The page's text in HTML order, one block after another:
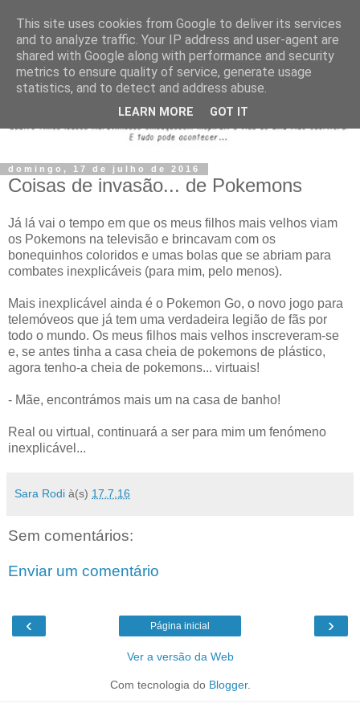
domingo, 17 de julho de 2016
Coisas de invasão... de Pokemons
Já lá vai o tempo em que os meus filhos mais velhos viam
os Pokemons na televisão e brincavam com os
bonequinhos coloridos e umas bolas que se abriam para
combates inexplicáveis (para mim, pelo menos).
Mais inexplicável ainda é o Pokemon Go, o novo jogo para
telemóveos que já tem uma verdadeira legião de fãs por
todo o mundo. Os meus filhos mais velhos inscreveram-se
e, se antes tinha a casa cheia de pokemons de plástico,
agora tenho-a cheia de pokemons... virtuais!
- Mãe, encontrámos mais um na casa de banho!
Real ou virtual, continuará a ser para mim um fenómeno
inexplicável...
Sara Rodi à(s) 17.7.16
Sem comentários:
Enviar um comentário
‹ ›
Página inicial
Ver a versão da Web
Com tecnologia do Blogger.
This site uses cookies from Google to deliver its services
and to analyze traffic. Your IP address and user-agent are
shared with Google along with performance and security
metrics to ensure quality of service, generate usage
statistics, and to detect and address abuse.
LEARN MORE GOT IT